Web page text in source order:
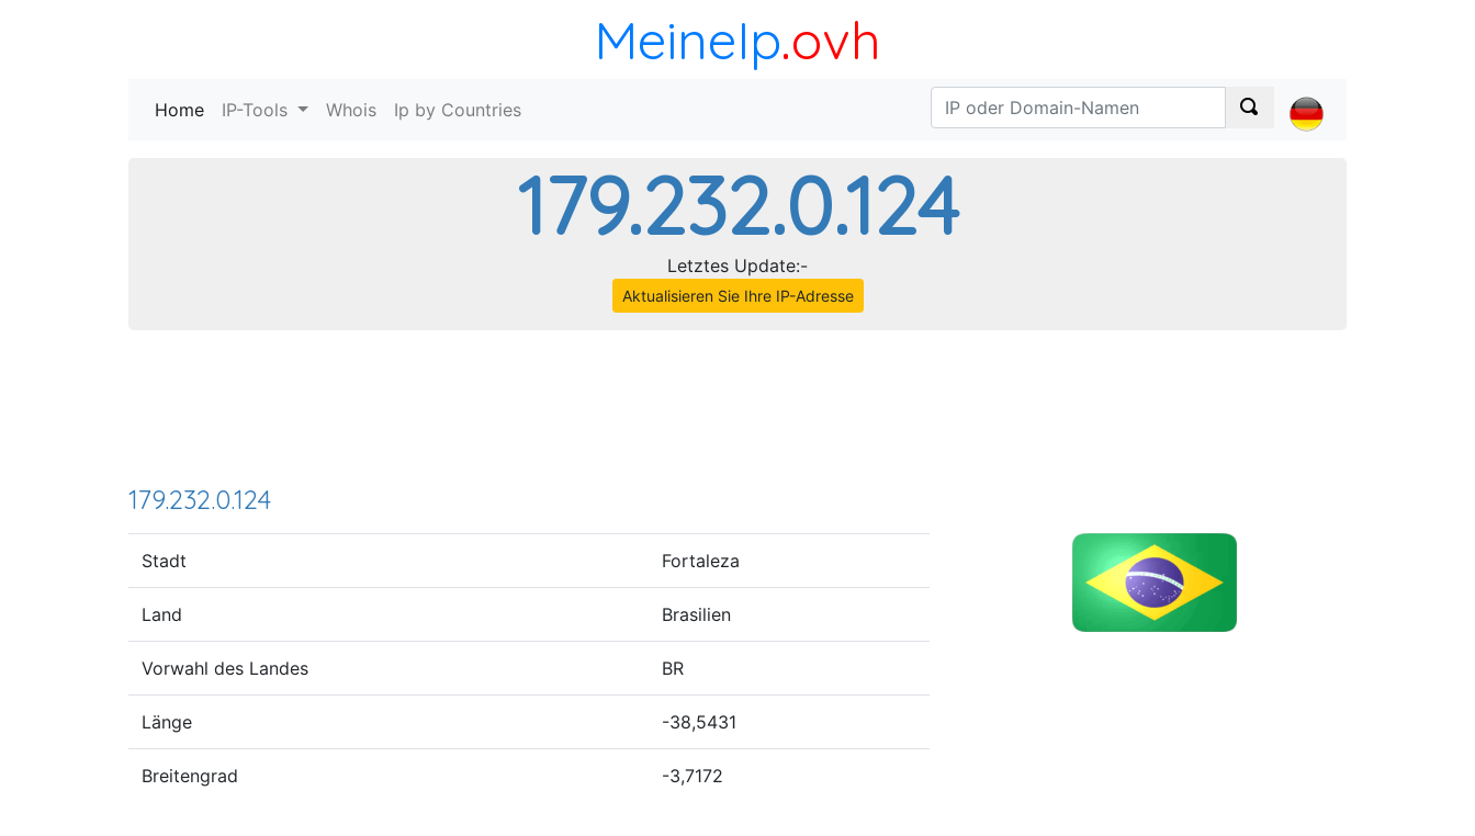
MeineIp.ovh
Home (current)
IP-Tools Whois Ip by Countries
179.232.0.124
Letztes Update:-
Aktualisieren Sie Ihre IP-Adresse
179.232.0.124
Stadt Fortaleza
Land Brasilien
Vorwahl des Landes BR
Länge -38,5431
Breitengrad -3,7172